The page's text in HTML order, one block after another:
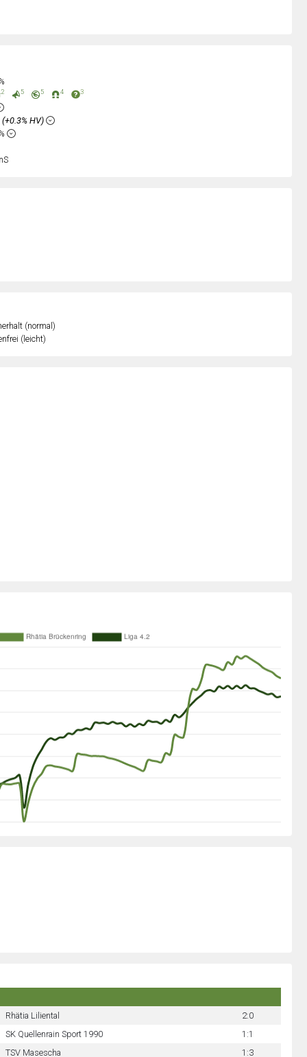
(normal)
(leicht)
2 5 5 4 3
(+0.3% HV)
Rhätia Liliental
2:0
SK Quellenrain Sport 1990
1:1
TSV Masescha
1:3